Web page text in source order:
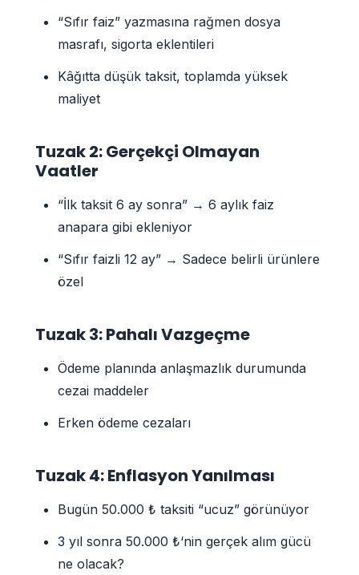
“Sıfır faiz” yazmasına rağmen dosya
masrafı, sigorta eklentileri
Kâğıtta düşük taksit, toplamda yüksek
maliyet
Tuzak 2: Gerçekçi Olmayan
Vaatler
“İlk taksit 6 ay sonra” → 6 aylık faiz
anapara gibi ekleniyor
“Sıfır faizli 12 ay” → Sadece belirli ürünlere
özel
Tuzak 3: Pahalı Vazgeçme
Ödeme planında anlaşmazlık durumunda
cezai maddeler
Erken ödeme cezaları
Tuzak 4: Enflasyon Yanılması
Bugün 50.000 ₺ taksiti “ucuz” görünüyor
3 yıl sonra 50.000 ₺‘nin gerçek alım gücü
ne olacak?